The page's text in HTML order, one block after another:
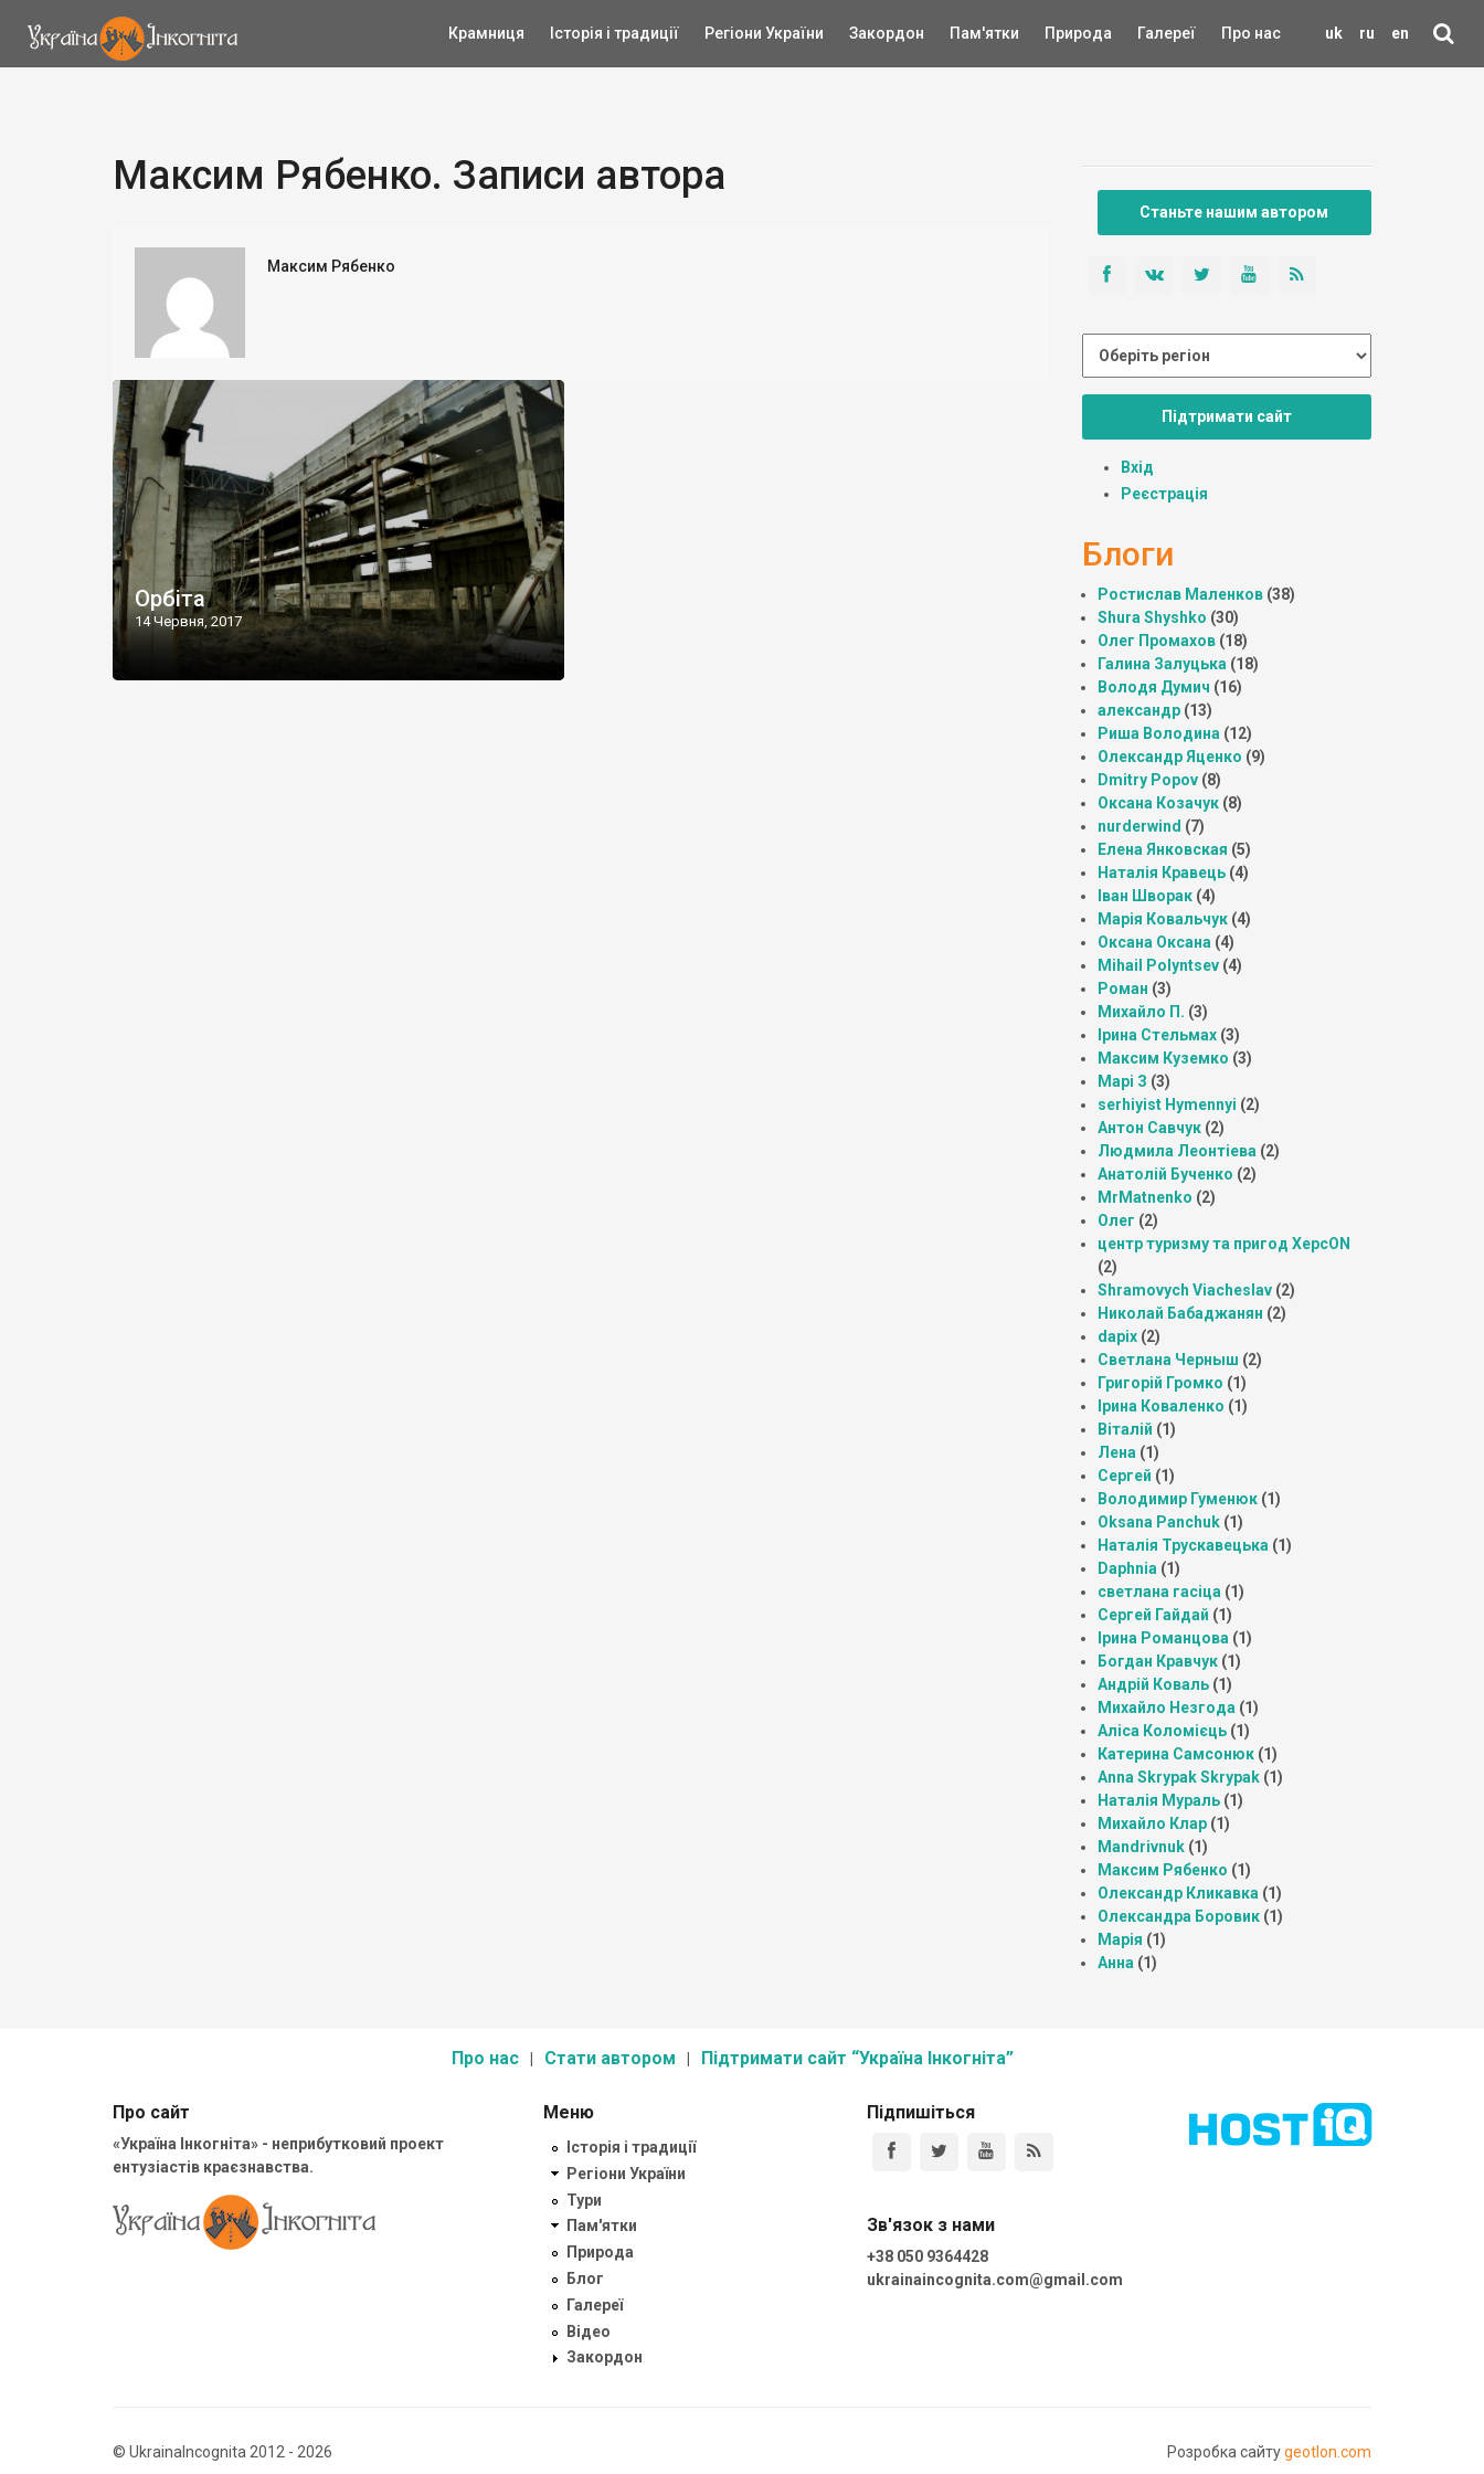
uk ru en
Крамниця Історія і традиції Регіони України Закордон Пам'ятки Природа Галереї Про нас
Максим Рябенко. Записи автора
Максим Рябенко
Орбіта
14 Червня, 2017
Станьте нашим автором
Підтримати сайт
Вхід
Реєстрація
Блоги
Ростислав Маленков(38)
Shura Shyshko (30)
Олег Промахов(18)
Галина Залуцька (18)
Володя Думич (16)
александр(13)
Риша Володина (12)
Олександр Яценко (9)
Dmitry Popov(8)
Оксана Козачук(8)
nurderwind (7)
Елена Янковская (5)
Наталія Кравець(4)
Іван Шворак(4)
Марія Ковальчук(4)
Оксана Оксана (4)
Mihail Polyntsev(4)
Роман (3)
Михайло П. (3)
Ірина Стельмах(3)
Максим Куземко (3)
Марі З (3)
serhiyist Hymennyi (2)
Антон Савчук(2)
Людмила Леонтіева (2)
Анатолій Бученко (2)
MrMatnenko (2)
Олег (2)
центр туризму та пригод ХерсON
(2)
Shramovych Viacheslav(2)
Николай Бабаджанян (2)
dapix(2)
Светлана Черныш (2)
Григорій Громко (1)
Ірина Коваленко (1)
Віталій (1)
Лена (1)
Сергей (1)
Володимир Гуменюк(1)
Oksana Panchuk(1)
Наталія Трускавецька (1)
Daphnia (1)
светлана гасіца (1)
Сергей Гайдай (1)
Ірина Романцова (1)
Богдан Кравчук(1)
Андрій Коваль(1)
Михайло Незгода (1)
Аліса Коломієць(1)
Катерина Самсонюк(1)
Anna Skrypak Skrypak(1)
Наталія Мураль(1)
Михайло Клар(1)
Mandrivnuk(1)
Максим Рябенко (1)
Олександр Кликавка (1)
Олександра Боровик(1)
Марія (1)
Анна (1)
Про нас Стати автором Підтримати сайт “Україна Інкогніта”
Про сайт
«Україна Інкогніта» - неприбутковий проект
ентузіастів краєзнавства.
Меню
Історія і традиції
Регіони України
Тури
Пам'ятки
Природа
Блог
Галереї
Відео
Закордон
Підпишіться
Зв'язок з нами
+38 050 9364428
ukrainaincognita.com@gmail.com
© UkrainaIncognita 2012 - 2026 Розробка сайтуgeotlon.com